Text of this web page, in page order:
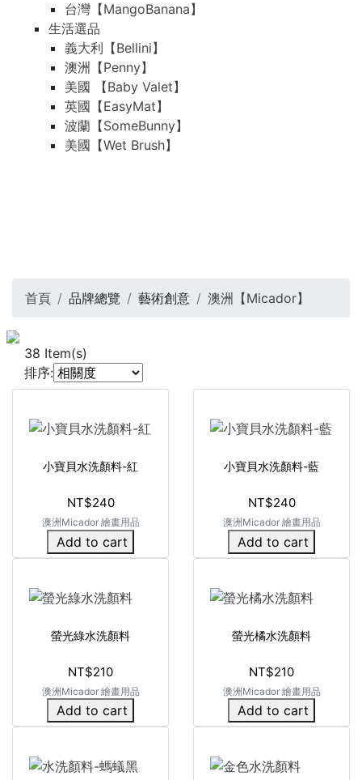
台灣【MangoBanana】
生活選品
義大利【Bellini】
澳洲【Penny】
美國 【Baby Valet】
英國【EasyMat】
波蘭【SomeBunny】
美國【Wet Brush】
首頁 品牌總覽 藝術創意 澳洲【Micador】
38 Item(s)
排序:
小寶貝水洗顏料-紅
NT$240
澳洲Micador 繪畫用品
Add to cart
小寶貝水洗顏料-藍
NT$240
澳洲Micador 繪畫用品
Add to cart
螢光綠水洗顏料
NT$210
澳洲Micador 繪畫用品
Add to cart
螢光橘水洗顏料
NT$210
澳洲Micador 繪畫用品
Add to cart